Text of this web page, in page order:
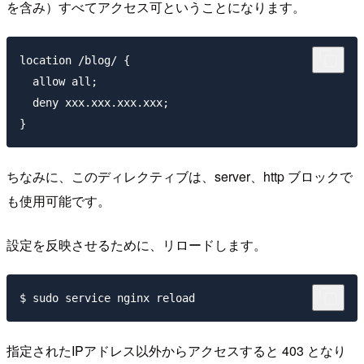
を含み）すべてアクセス可ということになります。
location /blog/ {
  allow all;
  deny xxx.xxx.xxx.xxx;
ちなみに、このディレクティブは、server、http ブロックで
も使用可能です。
設定を反映させるために、リロードします。
指定されたIPアドレス以外からアクセスすると 403 となり